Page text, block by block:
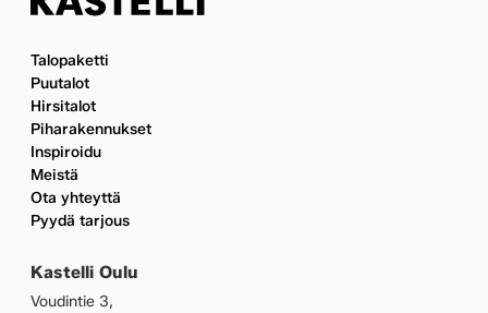
Talopaketti
Puutalot
Hirsitalot
Piharakennukset
Inspiroidu
Meistä
Ota yhteyttä
Pyydä tarjous
Kastelli Oulu
Voudintie 3,